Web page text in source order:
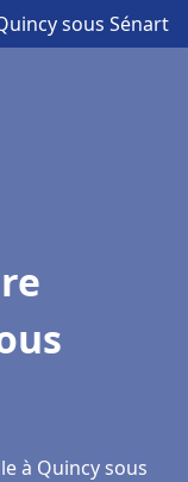
sous Sénart
à Quincy sous